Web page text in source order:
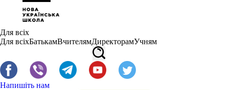
Для всіх
Для всіхБатькамВчителямДиректорамУчням
Напишіть нам